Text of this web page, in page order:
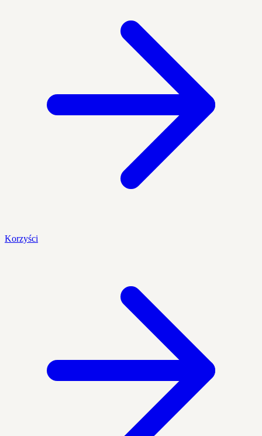
Korzyści